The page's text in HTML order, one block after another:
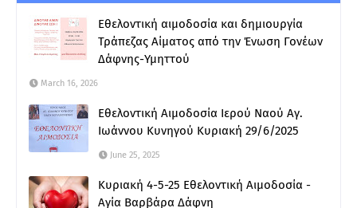
Εθελοντική αιμοδοσία και δημιουργία
Τράπεζας Αίματος από την Ένωση Γονέων
Δάφνης-Υμηττού
March 16, 2026
Εθελοντική Αιμοδοσία Ιερού Ναού Αγ.
Ιωάννου Κυνηγού Κυριακή 29/6/2025
June 25, 2025
Κυριακή 4-5-25 Εθελοντική Αιμοδοσία -
Αγία Βαρβάρα Δάφνη